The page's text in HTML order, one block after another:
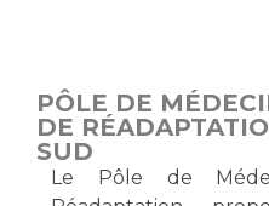
Maladies rares
Presse / Multimédia
PÔLE DE
DE
SUD
Le Pôle de